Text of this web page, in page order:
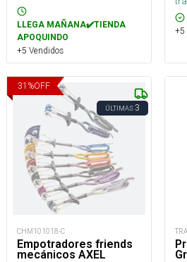
LLEGA MAÑANA✔️TIENDA
APOQUINDO
+5 Vendidos
+5
31 %OFF
ÚLTIMAS3
CHM101018-C
Empotradores friends
mecánicos AXEL